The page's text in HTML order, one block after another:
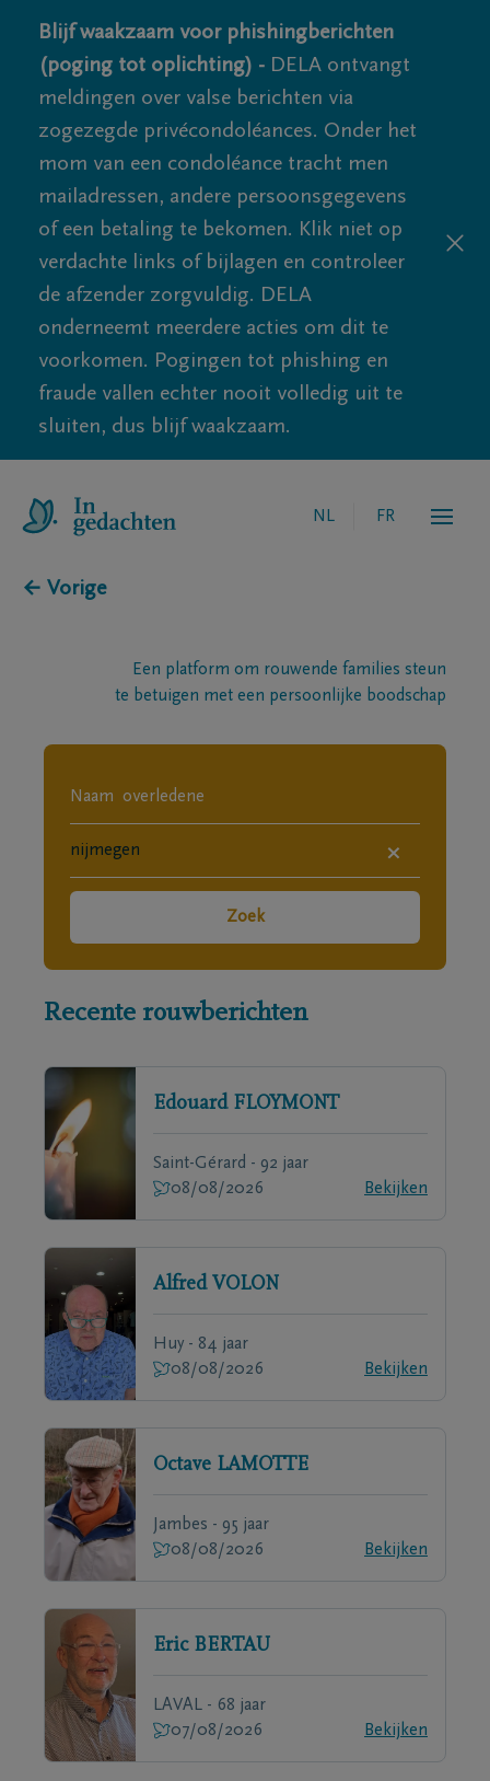
Blijf waakzaam voor phishingberichten
(poging tot oplichting) - DELA ontvangt
meldingen over valse berichten via
zogezegde privécondoléances. Onder het
mom van een condoléance tracht men
mailadressen, andere persoonsgegevens
of een betaling te bekomen. Klik niet op
verdachte links of bijlagen en controleer
de afzender zorgvuldig. DELA
onderneemt meerdere acties om dit te
voorkomen. Pogingen tot phishing en
fraude vallen echter nooit volledig uit te
sluiten, dus blijf waakzaam.
NL FR
← Vorige
Een platform om rouwende families steun
te betuigen met een persoonlijke boodschap
×
Zoek
Recente rouwberichten
Edouard FLOYMONT
Saint-Gérard - 92 jaar
08/08/2026
Bekijken
Alfred VOLON
Huy - 84 jaar
08/08/2026
Bekijken
Octave LAMOTTE
Jambes - 95 jaar
08/08/2026
Bekijken
Eric BERTAU
LAVAL - 68 jaar
07/08/2026
Bekijken